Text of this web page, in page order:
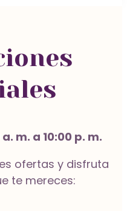
m. a 10:00 p. m.
ofertas y disfruta
te mereces: